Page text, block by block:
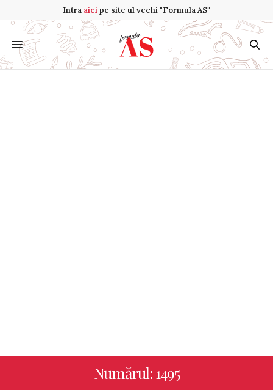
Intra aicipe site ul vechi "Formula AS"
Numărul: 1495